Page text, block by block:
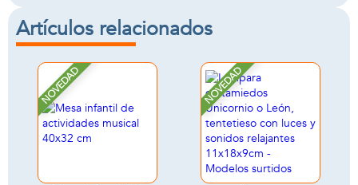
Artículos relacionados
NOVEDAD NOVEDAD